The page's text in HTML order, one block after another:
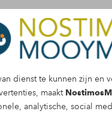
dienst te kunnen zijn en
maakt
analytische, social